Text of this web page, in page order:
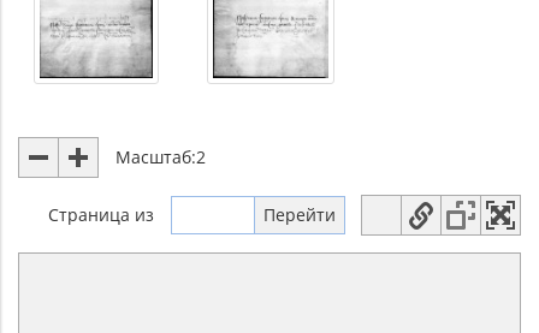
Масштаб:2
Страница из